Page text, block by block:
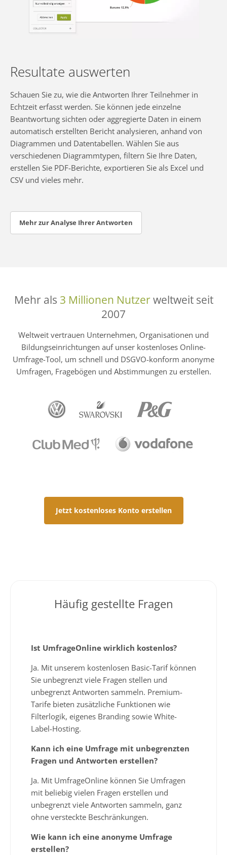
Resultate auswerten
Schauen Sie zu, wie die Antworten Ihrer Teilnehmer in
Echtzeit erfasst werden. Sie können jede einzelne
Beantwortung sichten oder aggregierte Daten in einem
automatisch erstellten Bericht analysieren, anhand von
Diagrammen und Datentabellen. Wählen Sie aus
verschiedenen Diagrammtypen, filtern Sie Ihre Daten,
erstellen Sie PDF-Berichte, exportieren Sie als Excel und
CSV und vieles mehr.
Mehr zur Analyse Ihrer Antworten
Mehr als 3 Millionen Nutzerweltweit seit
2007
Weltweit vertrauen Unternehmen, Organisationen und
Bildungseinrichtungen auf unser kostenloses Online-
Umfrage-Tool, um schnell und DSGVO-konform anonyme
Umfragen, Fragebögen und Abstimmungen zu erstellen.
Jetzt kostenloses Konto erstellen
Häufig gestellte Fragen
Ist UmfrageOnline wirklich kostenlos?
Ja. Mit unserem kostenlosen Basic-Tarif können
Sie unbegrenzt viele Fragen stellen und
unbegrenzt Antworten sammeln. Premium-
Tarife bieten zusätzliche Funktionen wie
Filterlogik, eigenes Branding sowie White-
Label-Hosting.
Kann ich eine Umfrage mit unbegrenzten
Fragen und Antworten erstellen?
Ja. Mit UmfrageOnline können Sie Umfragen
mit beliebig vielen Fragen erstellen und
unbegrenzt viele Antworten sammeln, ganz
ohne versteckte Beschränkungen.
Wie kann ich eine anonyme Umfrage
erstellen?